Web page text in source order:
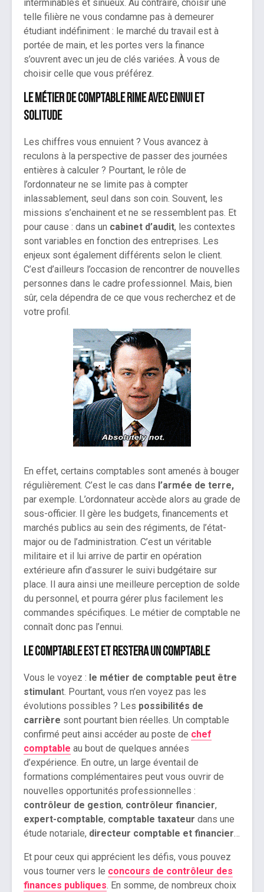
interminables et sinueux. Au contraire, choisir une
telle filière ne vous condamne pas à demeurer
étudiant indéfiniment : le marché du travail est à
portée de main, et les portes vers la finance
s’ouvrent avec un jeu de clés variées. À vous de
choisir celle que vous préférez.
Le métier de comptable rime avec ennui et
solitude
Les chiffres vous ennuient ? Vous avancez à
reculons à la perspective de passer des journées
entières à calculer ? Pourtant, le rôle de
l’ordonnateur ne se limite pas à compter
inlassablement, seul dans son coin. Souvent, les
missions s’enchainent et ne se ressemblent pas. Et
pour cause : dans un cabinet d’audit, les contextes
sont variables en fonction des entreprises. Les
enjeux sont également différents selon le client.
C’est d’ailleurs l’occasion de rencontrer de nouvelles
personnes dans le cadre professionnel. Mais, bien
sûr, cela dépendra de ce que vous recherchez et de
votre profil.
En effet, certains comptables sont amenés à bouger
régulièrement. C’est le cas dans l’armée de terre,
par exemple. L’ordonnateur accède alors au grade de
sous-officier. Il gère les budgets, financements et
marchés publics au sein des régiments, de l’état-
major ou de l’administration. C’est un véritable
militaire et il lui arrive de partir en opération
extérieure afin d’assurer le suivi budgétaire sur
place. Il aura ainsi une meilleure perception de solde
du personnel, et pourra gérer plus facilement les
commandes spécifiques. Le métier de comptable ne
connaît donc pas l’ennui.
Le comptable est et restera un comptable
Vous le voyez : le métier de comptable peut être
stimulant. Pourtant, vous n’en voyez pas les
évolutions possibles ? Les possibilités de
carrière sont pourtant bien réelles. Un comptable
confirmé peut ainsi accéder au poste de chef
comptable au bout de quelques années
d’expérience. En outre, un large éventail de
formations complémentaires peut vous ouvrir de
nouvelles opportunités professionnelles :
contrôleur de gestion, contrôleur financier,
expert-comptable, comptable taxateur dans une
étude notariale, directeur comptable et financier…
Et pour ceux qui apprécient les défis, vous pouvez
vous tourner vers le concours de contrôleur des
finances publiques. En somme, de nombreux choix